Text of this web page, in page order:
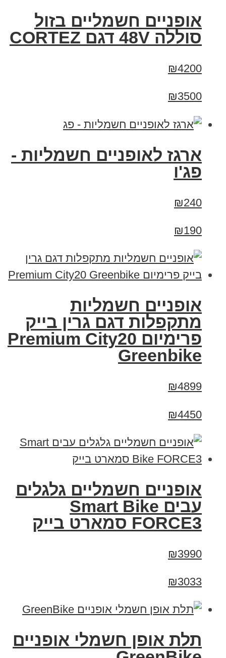
אופניים חשמליים בזול
סוללה 48V דגם CORTEZ
₪4200
₪3500
ארגז לאופניים חשמליות -
פג'ו
₪240
₪190
אופניים חשמליות
מתקפלות דגם גרין בייק
פרימיום Premium City20
Greenbike
₪4899
₪4450
אופניים חשמליים גלגלים
עבים Smart Bike
FORCE3 סמארט בייק
₪3990
₪3033
תלת אופן חשמלי אופניים